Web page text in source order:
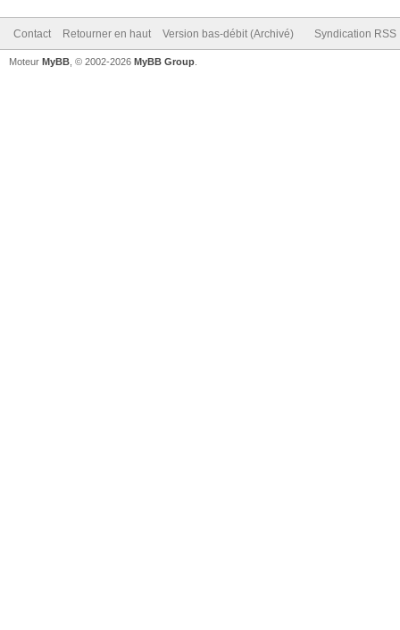
Contact Retourner en haut Version bas-débit (Archivé) Syndication RSS
Moteur MyBB , © 2002-2026 MyBB Group